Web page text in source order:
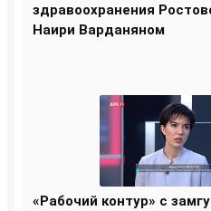
здравоохранения
Наири Варданяном
«Рабочий контур» с